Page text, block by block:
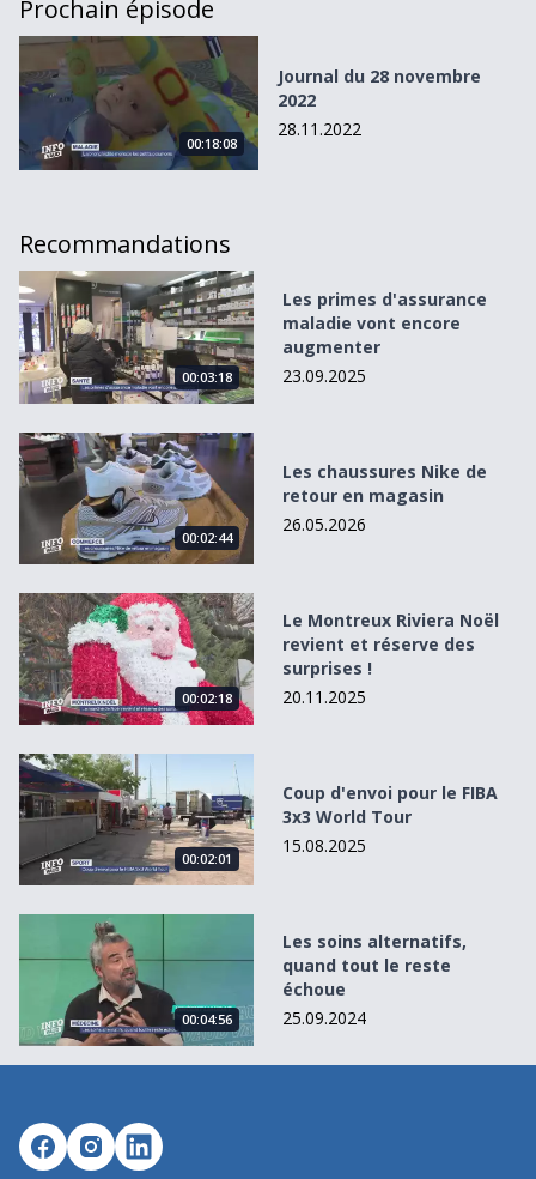
Prochain épisode
Journal du 28 novembre 2022
00:18:08
Journal du 28 novembre
2022
28.11.2022
Recommandations
Les primes d&#039;assurance maladie vont encore
00:03:18
Les primes d'assurance
maladie vont encore
augmenter
23.09.2025
Les chaussures Nike de retour en magasin
00:02:44
Les chaussures Nike de
retour en magasin
26.05.2026
Le Montreux Riviera Noël revient et réserve des
00:02:18
Le Montreux Riviera Noël
revient et réserve des
surprises !
20.11.2025
Coup d&#039;envoi pour le FIBA 3x3 World Tour
00:02:01
Coup d'envoi pour le FIBA
3x3 World Tour
15.08.2025
Les soins alternatifs, quand tout le reste échoue
00:04:56
Les soins alternatifs,
quand tout le reste
échoue
25.09.2024